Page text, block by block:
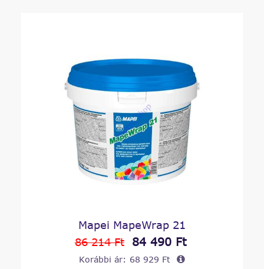
Mapei MapeWrap 21
86 214 Ft
84 490 Ft
Korábbi ár: 68 929 Ft